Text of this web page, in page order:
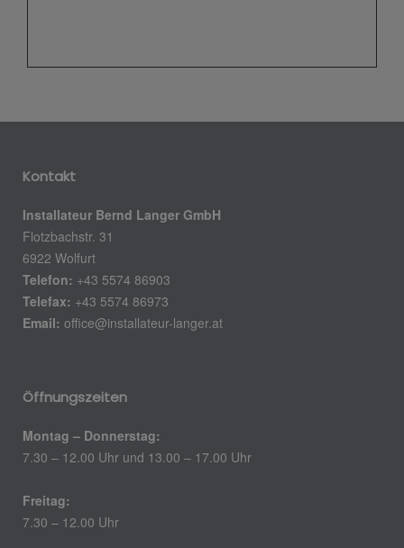
Kontakt
Installateur Bernd Langer GmbH
Flotzbachstr. 31
6922 Wolfurt
Telefon: +43 5574 86903
Telefax: +43 5574 86973
Email: office@installateur-langer.at
Öffnungszeiten
Montag – Donnerstag:
7.30 – 12.00 Uhr und 13.00 – 17.00 Uhr
Freitag:
7.30 – 12.00 Uhr